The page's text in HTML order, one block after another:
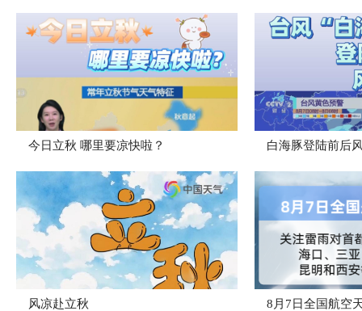
今日立秋 哪里要凉快啦？ 白海豚登陆前后
风凉赴立秋 8月7日全国航空